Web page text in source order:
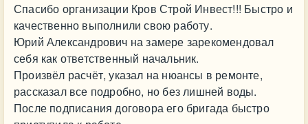
Спасибо организации Кров Строй Инвест!!! Быстро и
качественно выполнили свою работу.
Юрий Александрович на замере зарекомендовал
себя как ответственный начальник.
Произвёл расчёт, указал на нюансы в ремонте,
рассказал все подробно, но без лишней воды.
После подписания договора его бригада быстро